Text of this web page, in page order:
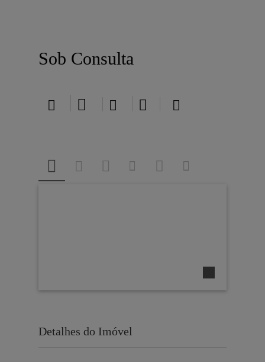
Sob Consulta
    
Detalhes do Imóvel